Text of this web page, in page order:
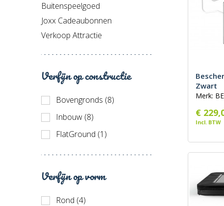
Buitenspeelgoed
Joxx Cadeaubonnen
Verkoop Attractie
Verfijn op constructie
Bovengronds (8)
Inbouw (8)
FlatGround (1)
Verfijn op vorm
Rond (4)
Zwart
Merk:
€
Incl. BTW